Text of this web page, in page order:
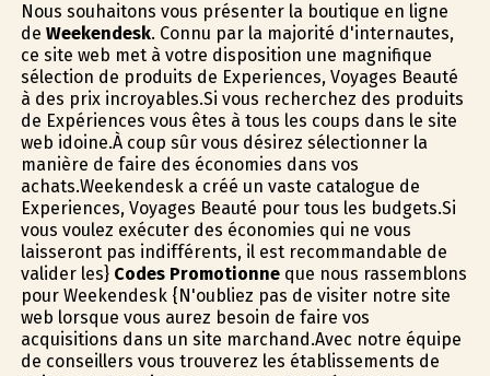
Nous souhaitons vous présenter la boutique en ligne
de Weekendesk. Connu par la majorité d'internautes,
ce site web met à votre disposition une magnifique
sélection de produits de Experiences, Voyages Beauté
à des prix incroyables.Si vous recherchez des produits
de Expériences vous êtes à tous les coups dans le site
web idoine.À coup sûr vous désirez sélectionner la
manière de faire des économies dans vos
achats.Weekendesk a créé un vaste catalogue de
Experiences, Voyages Beauté pour tous les budgets.Si
vous voulez exécuter des économies qui ne vous
laisseront pas indifférents, il est recommandable de
valider les} Codes Promotionneque nous rassemblons
pour Weekendesk {N'oubliez pas de visiter notre site
web lorsque vous aurez besoin de faire vos
acquisitions dans un site marchand.Avec notre équipe
de conseillers vous trouverez les établissements de